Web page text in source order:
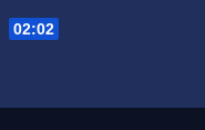
02:02